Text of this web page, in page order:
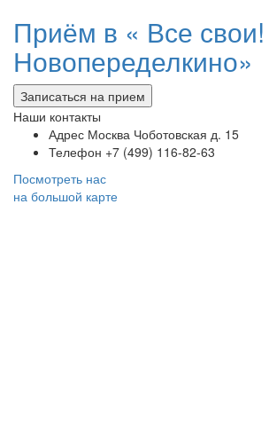
Приём в « Все
Новопеределкино»
Записаться на прием
Наши контакты
Адрес Москва Чоботовская д. 15
Телефон +7 (499) 116-82-63
Посмотреть нас
на большой карте